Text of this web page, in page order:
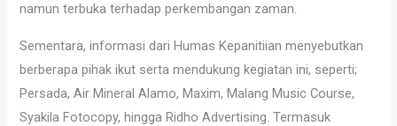
namun terbuka terhadap perkembangan zaman.
Sementara, informasi dari Humas Kepanitiian menyebutkan
berberapa pihak ikut serta mendukung kegiatan ini, seperti;
Persada, Air Mineral Alamo, Maxim, Malang Music Course,
Syakila Fotocopy, hingga Ridho Advertising. Termasuk